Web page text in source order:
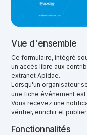
Vue d'ensemble
Ce formulaire, intégré
un accès libre aux
extranet Apidae.
Lorsqu'un organisateur
une fiche événement
Vous recevez une
vérifier, enrichir et
Fonctionnalités